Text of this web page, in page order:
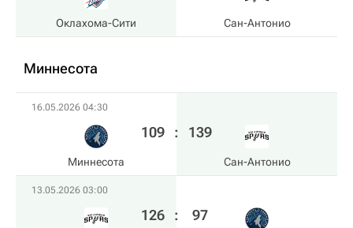
Оклахома-Сити Сан-Антонио
Миннесота
16.05.2026 04:30
Миннесота
109 : 139
Сан-Антонио
13.05.2026 03:00
126 : 97